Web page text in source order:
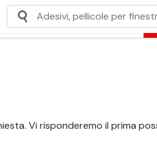
Vi risponderemo il prima